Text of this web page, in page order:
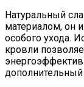
Натуральный
материалом, он
особого ухода.
кровли
дополнительный